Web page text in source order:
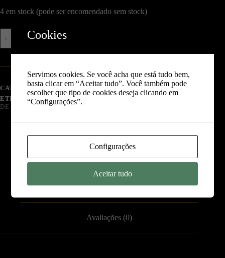
4 em stock (pode ser encomendado sem stock)
CATEGORIAS:EQUIPAMENTO DE CULTIVO ,LOJA
ETIQUETAS:AMBIENTE CONTROLADO ,AUTOMATIZAÇÃO
DE CULTIVO,EMBALAMENTO
Descrição
Informação adicional
Avaliações (0)
Cookies
Servimos cookies. Se você acha que está tudo bem,
basta clicar em “Aceitar tudo”. Você também pode
escolher que tipo de cookies deseja clicando em
“Configurações”.
Configurações
Aceitar tudo